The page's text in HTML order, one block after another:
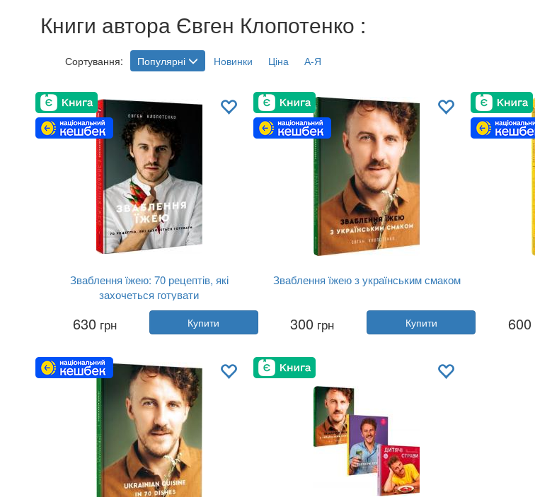
Книги автора Євген Клопотенко :
Сортування: Популярні Новинки Ціна А-Я
Зваблення їжею: 70 рецептів, які
захочеться готувати
Євген Клопотенко
Видавництво:Книголав
Мова:Українська
630 грн Купити
Зваблення їжею з українським смаком
Євген Клопотенко
Видавництво:Книголав
300 грн Купити 600